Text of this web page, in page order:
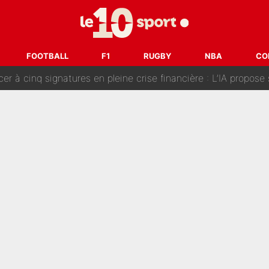
FOOTBALL F1 RUGBY NBA
sur CNews, un ancien journaliste de France Télévisions relance la
Pogacar : Le transfert qui effraie le peloton, «c’est la
signatures en pleine crise financière : L’IA propose sept noms à l’OM